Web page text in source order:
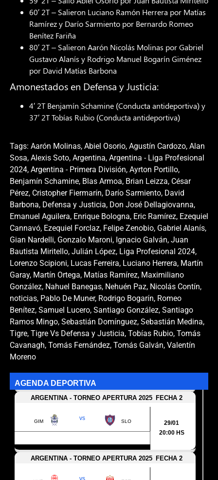
60′ 2T – Salieron Luciano Ramón Herrera por Matías
Ramírez y Darío Sarmiento por Bernardo Romeo
Benítez Fariña
80′ 2T – Salieron Aarón Nicolás Molinas por Gabriel
Gustavo Alanís y Rodrigo Manuel Bogarín Giménez
por David Matías Barbona
Amonestados en Defensa y Justicia:
4′ 2T Benjamín Schamine (Conducta antideportiva) y
37′ 2T Tobías Rubio (Conducta antideportiva)
Tags: Aarón Molinas, Abiel Osorio, Agustín Cardozo, Alan
Sosa, Alexis Soto, Argentina, Argentina - Liga Profesional
2024, Argentina - Primera División, Ayrton Portillo,
Benjamín Schamine, Blas Armoa, Brian Leizza, César
Pérez, Cristopher Fiermarín, Darío Sarmiento, David
Barbona, Defensa y Justicia, Don José Dellagiovanna,
Emanuel Aguilera, Enrique Bologna, Eric Ramírez, Ezequiel
Cannavó, Ezequiel Forclaz, Felipe Zenobio, Gabriel Alanís,
Gian Nardelli, Gonzalo Maroni, Ignacio Galván, Juan
Bautista Miritello, Julián López, Liga Profesional 2024,
Lorenzo Scipioni, Lucas Ferreira, Luciano Herrera, Martín
Garay, Martín Ortega, Matías Ramírez, Maximiliano
González, Nahuel Banegas, Nehuén Paz, Nicolás Contín,
noticias, Pablo De Muner, Rodrigo Bogarín, Romeo
Benítez, Samuel Lucero, Santiago González, Santiago
Ramos Mingo, Sebastián Domínguez, Sebastián Medina,
Tigre, Tigre Vs Defensa y Justicia, Tobías Rubio, Tomás
Cavanagh, Tomás Fernández, Tomás Galván, Valentín
Moreno